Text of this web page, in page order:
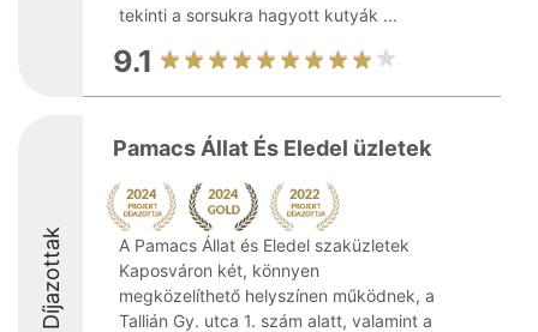
tekinti a sorsukra hagyott kutyák ...
9.1
Díjazottak
Pamacs Állat És Eledel üzletek
A Pamacs Állat és Eledel szaküzletek
Kaposváron két, könnyen
megközelíthető helyszínen működnek, a
Tallián Gy. utca 1. szám alatt, valamint a